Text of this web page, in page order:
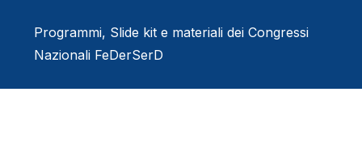
Programmi, Slide kit e materiali dei Congressi
Nazionali FeDerSerD